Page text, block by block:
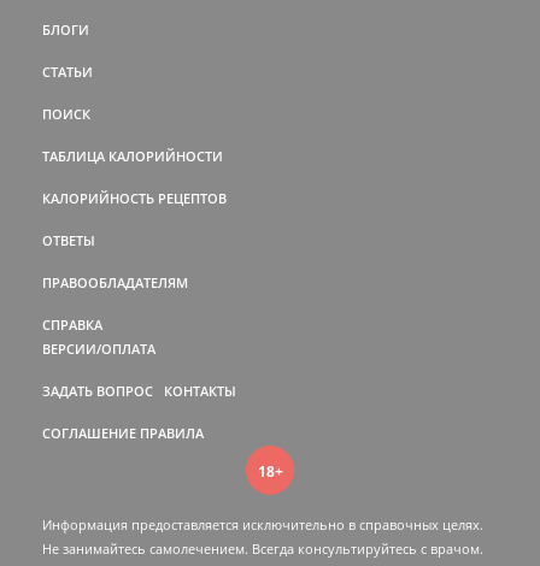
БЛОГИ
СТАТЬИ
ПОИСК
ТАБЛИЦА КАЛОРИЙНОСТИ
КАЛОРИЙНОСТЬ РЕЦЕПТОВ
ОТВЕТЫ
ПРАВООБЛАДАТЕЛЯМ
СПРАВКА
ВЕРСИИ/ОПЛАТА
ЗАДАТЬ ВОПРОС КОНТАКТЫ
СОГЛАШЕНИЕ ПРАВИЛА
18+
Информация предоставляется исключительно в справочных целях.
Не занимайтесь самолечением. Всегда консультируйтесь c врачом.